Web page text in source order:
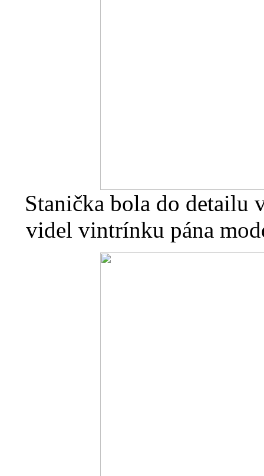
Stanička bola do detailu
videl vintrínku pána